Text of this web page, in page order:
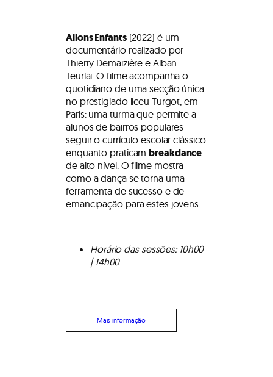
————–
Allons Enfants(2022) é um
documentário realizado por
Thierry Demaizière e Alban
Teurlai. O filme acompanha o
quotidiano de uma secção única
no prestigiado liceu Turgot, em
Paris: uma turma que permite a
alunos de bairros populares
seguir o currículo escolar clássico
enquanto praticambreakdance
de alto nível. O filme mostra
como a dança se torna uma
ferramenta de sucesso e de
emancipação para estes jovens.
Horário das sessões: 10h00
| 14h00
Mais informação